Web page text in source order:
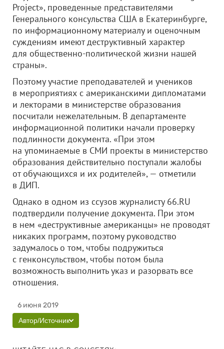
Project», проведенные представителями
Генерального консульства США в Екатеринбурге,
по информационному материалу и оценочным
суждениям имеют деструктивный характер
для общественно-политической жизни нашей
страны».
Поэтому участие преподавателей и учеников
в мероприятиях с американскими дипломатами
и лекторами в министерстве образования
посчитали нежелательным. В департаменте
информационной политики начали проверку
подлинности документа. «При этом
на упоминаемые в СМИ проекты в министерство
образования действительно поступали жалобы
от обучающихся и их родителей», — отметили
в ДИП.
Однако в одном из ссузов журналисту 66.RU
подтвердили получение документа. При этом
в нем «деструктивные американцы» не проводят
никаких программ, поэтому руководство
задумалось о том, чтобы подружиться
с генконсульством, чтобы потом была
возможность выполнить указ и разорвать все
отношения.
6 июня 2019
Автор/Источник